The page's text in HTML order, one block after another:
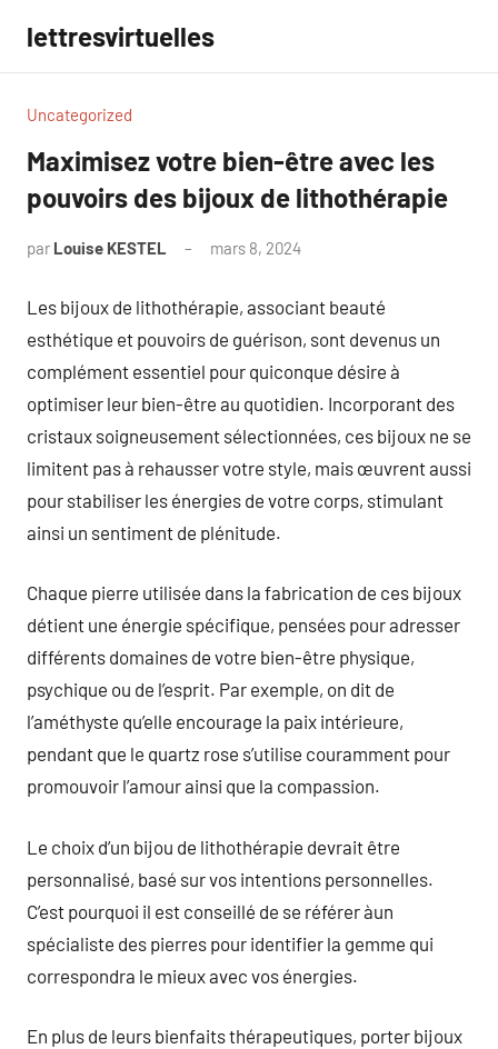
contenu
lettresvirtuelles
Uncategorized
Maximisez votre bien-être avec les
pouvoirs des bijoux de lithothérapie
par Louise KESTEL mars 8, 2024
Les bijoux de lithothérapie, associant beauté
esthétique et pouvoirs de guérison, sont devenus un
complément essentiel pour quiconque désire à
optimiser leur bien-être au quotidien. Incorporant des
cristaux soigneusement sélectionnées, ces bijoux ne se
limitent pas à rehausser votre style, mais œuvrent aussi
pour stabiliser les énergies de votre corps, stimulant
ainsi un sentiment de plénitude.
Chaque pierre utilisée dans la fabrication de ces bijoux
détient une énergie spécifique, pensées pour adresser
différents domaines de votre bien-être physique,
psychique ou de l’esprit. Par exemple, on dit de
l’améthyste qu’elle encourage la paix intérieure,
pendant que le quartz rose s’utilise couramment pour
promouvoir l’amour ainsi que la compassion.
Le choix d’un bijou de lithothérapie devrait être
personnalisé, basé sur vos intentions personnelles.
C’est pourquoi il est conseillé de se référer àun
spécialiste des pierres pour identifier la gemme qui
correspondra le mieux avec vos énergies.
En plus de leurs bienfaits thérapeutiques, porter bijoux